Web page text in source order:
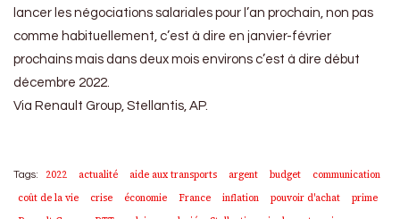
lancer les négociations salariales pour l’an prochain, non pas
comme habituellement, c’est à dire en janvier-février
prochains mais dans deux mois environs c’est à dire début
décembre 2022.
Via Renault Group, Stellantis, AP.
Tags: 2022 actualité aide aux transports argent budget
communication
coût de la vie
crise économie France inflation pouvoir d'achat
prime